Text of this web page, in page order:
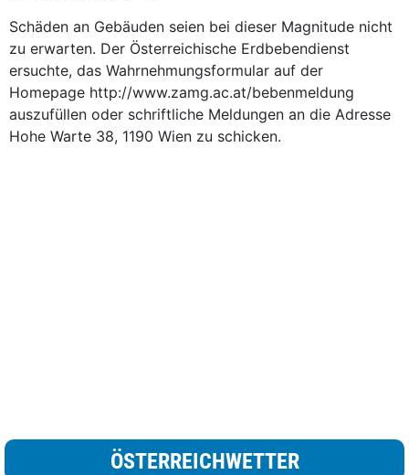
Schäden an Gebäuden seien bei dieser Magnitude nicht
zu erwarten. Der Österreichische Erdbebendienst
ersuchte, das Wahrnehmungsformular auf der
Homepage http://www.zamg.ac.at/bebenmeldung
auszufüllen oder schriftliche Meldungen an die Adresse
Hohe Warte 38, 1190 Wien zu schicken.
ÖSTERREICHWETTER